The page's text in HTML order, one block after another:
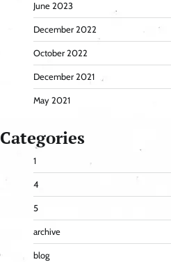
June 2023
December 2022
October 2022
December 2021
May 2021
Categories
1
4
5
archive
blog